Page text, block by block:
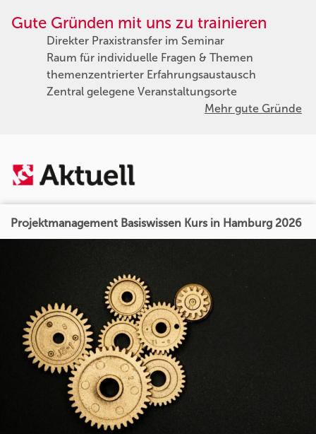
Gute Gründen mit uns zu trainieren
Direkter Praxistransfer im Seminar
Raum für individuelle Fragen & Themen
themenzentrierter Erfahrungsaustausch
Zentral gelegene Veranstaltungsorte
Mehr gute Gründe
Projektmanagement Basiswissen Kurs in Hamburg 2026